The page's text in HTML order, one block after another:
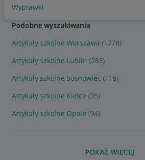
Wyprawki
Podobne wyszukiwania
Artykuły szkolne Warszawa (1778)
Artykuły szkolne Lublin (283)
Artykuły szkolne Sosnowiec (119)
Artykuły szkolne Kielce (95)
Artykuły szkolne Opole (94)
POKAŻ WIĘCEJ